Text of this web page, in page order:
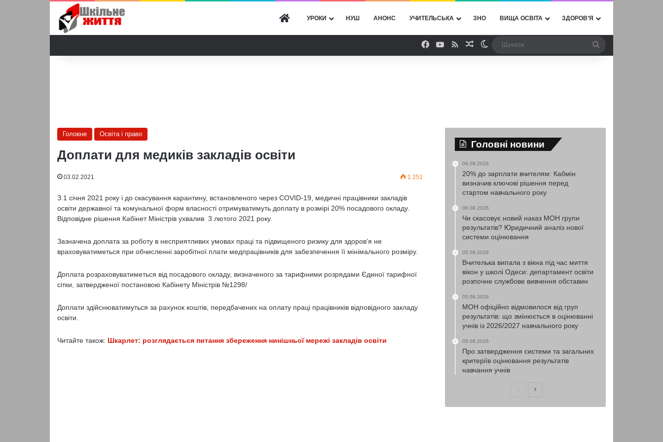
ГОЛОВНА
УРОКИ НУШ АНОНС УЧИТЕЛЬСЬКА ЗНО ВИЩА ОСВІТА ЗДОРОВ’Я
Facebook
YouTube
RSSВипадкова стаття
Switch skin
Головне Освіта і право
Доплати для медиків закладів освіти
03.02.2021 1 251
З 1 січня 2021 року і до скасування карантину, встановленого через COVID-19, медичні працівники закладів
освіти державної та комунальної форм власності отримуватимуть доплату в розмірі 20% посадового окладу.
Відповідне рішення Кабінет Міністрів ухвалив 3 лютого 2021 року.
Зазначена доплата за роботу в несприятливих умовах праці та підвищеного ризику для здоров’я не
враховуватиметься при обчисленні заробітної плати медпрацівників для забезпечення її мінімального розміру.
Доплата розраховуватиметься від посадового окладу, визначеного за тарифними розрядами Єдиної тарифної
сітки, затвердженої постановою Кабінету Міністрів №1298/
Доплати здійснюватимуться за рахунок коштів, передбачених на оплату праці працівників відповідного закладу
освіти.
Читайте також: Шкарлет: розглядається питання збереження нинішньої мережі закладів освіти
Головні новини
06.08.2026
20% до зарплати вчителям: Кабмін
визначив ключові рішення перед
стартом навчального року
06.08.2026
Чи скасовує новий наказ МОН групи
результатів? Юридичний аналіз нової
системи оцінювання
05.08.2026
Вчителька випала з вікна під час миття
вікон у школі Одеси: департамент освіти
розпочне службове вивчення обставин
05.08.2026
МОН офіційно відмовилося від груп
результатів: що змінюється в оцінюванні
учнів із 2026/2027 навчального року
05.08.2026
Про затвердження системи та загальних
критеріїв оцінювання результатів
навчання учнів
ПопередняНаступна